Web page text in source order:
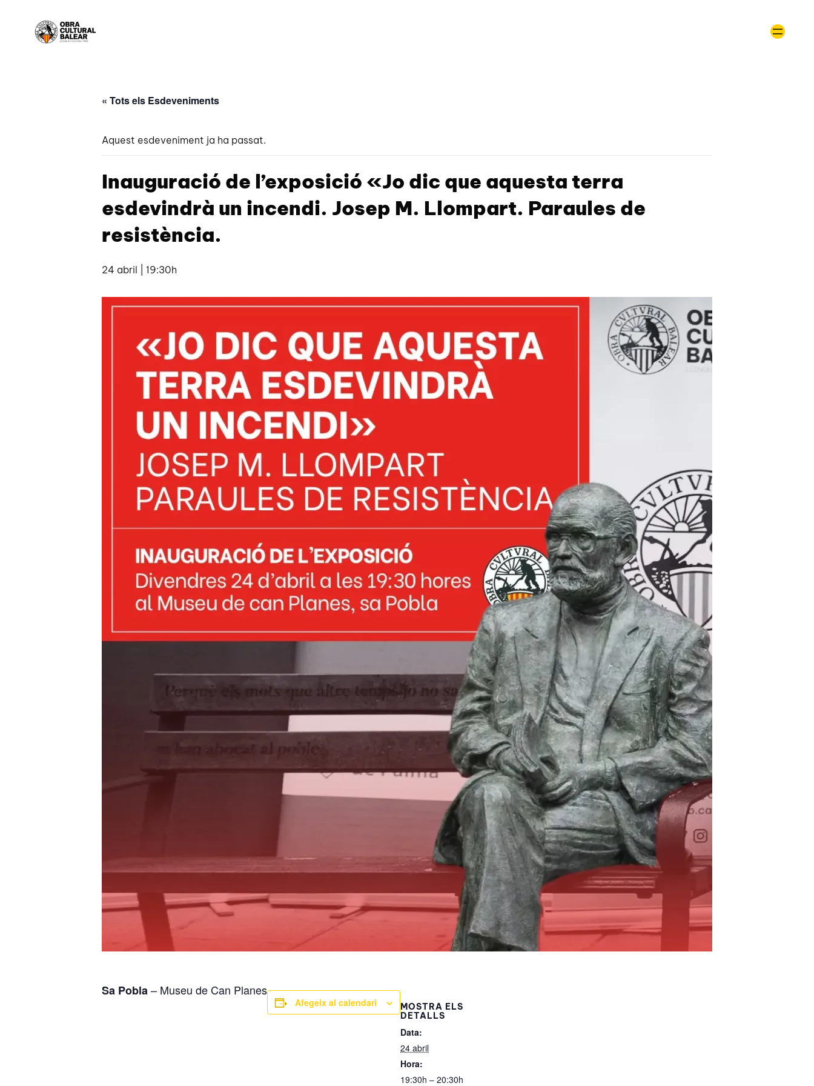
« Tots els Esdeveniments
Aquest esdeveniment ja ha passat.
Inauguració de l’exposició «Jo dic que aquesta terra
esdevindrà un incendi. Josep M. Llompart. Paraules de
resistència.
24 abril | 19:30h
Sa Pobla– Museu de Can Planes
Afegeix al calendari
MOSTRA ELS
DETALLS
Data:
24 abril
Hora:
19:30h – 20:30h